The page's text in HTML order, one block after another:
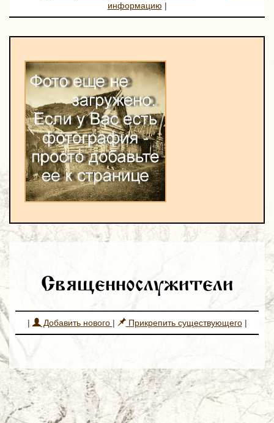
информацию |
Священнослужители
| Добавить нового | Прикрепить существующего|